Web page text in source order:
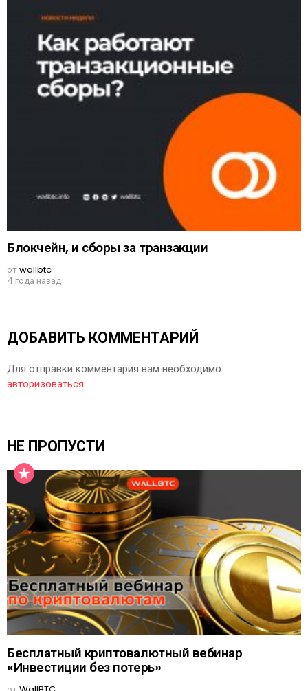
Блокчейн, и сборы за транзакции
отwallbtc
4 года назад
ДОБАВИТЬ КОММЕНТАРИЙ
Для отправки комментария вам необходимо
авторизоваться.
НЕ ПРОПУСТИ
Бесплатный криптовалютный вебинар
«Инвестиции без потерь»